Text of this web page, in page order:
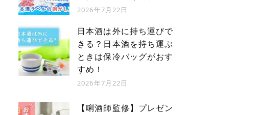
2026年7月22日
日本酒は外に持ち運びで
きる？日本酒を持ち運ぶ
ときは保冷バッグがおす
すめ！
2026年7月22日
【唎酒師監修】プレゼン